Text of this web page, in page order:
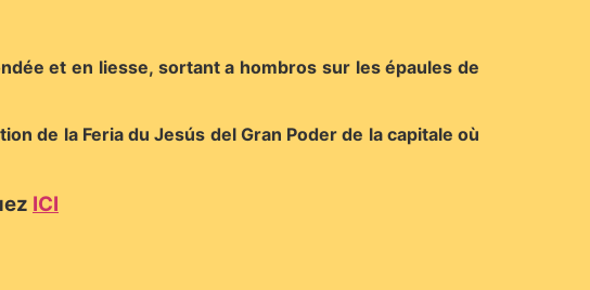
et en liesse, sortant a hombros sur les épaules de
de la Feria du Jesús del Gran Poder de la capitale où
z ICI